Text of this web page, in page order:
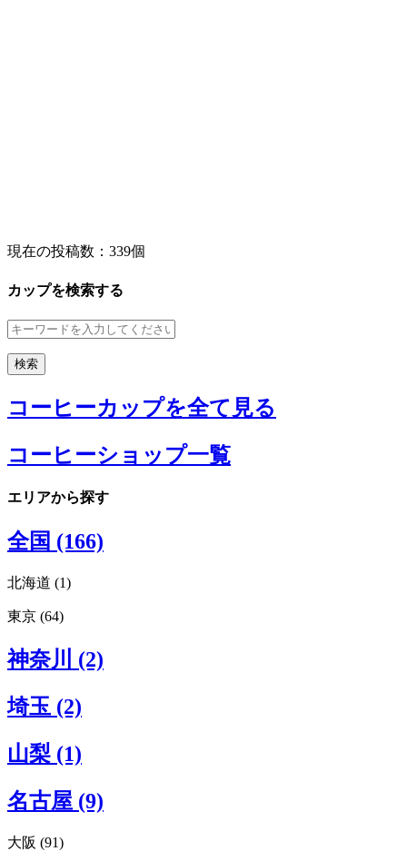
現在の投稿数： 339個
カップを検索する
コーヒーカップを全て見る
コーヒーショップ一覧
エリアから探す
全国 (166)
北海道 (1)
東京 (64)
東京エリアすべてみる (64)
渋谷 (22)
新宿 (7)
外苑前 (3)
代官山 (3)
神奈川 (2)
埼玉 (2)
山梨 (1)
名古屋 (9)
大阪 (91)